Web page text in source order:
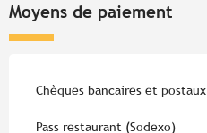
Moyens de paiement
Chèques bancaires et postaux
Pass restaurant (Sodexo)